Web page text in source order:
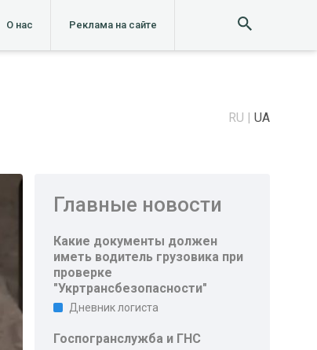
О нас Реклама на сайте
RU UA
Главные новости
Какие документы должен
иметь водитель грузовика при
проверке
"Укртрансбезопасности"
Дневник логиста
Госпогранслужба и ГНС